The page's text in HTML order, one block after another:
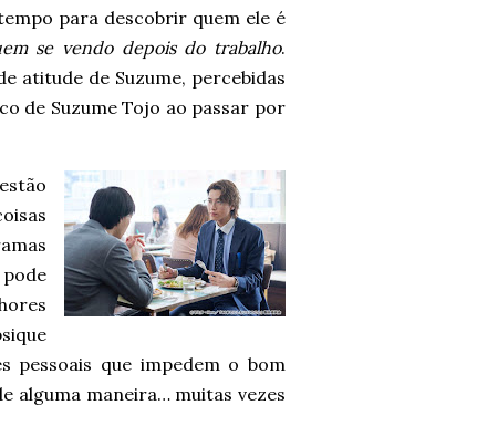
para descobrir quem ele é
se vendo depois do trabalho.
atitude de Suzume, percebidas
de Suzume Tojo ao passar por
pessoais que impedem o bom
alguma maneira… muitas vezes